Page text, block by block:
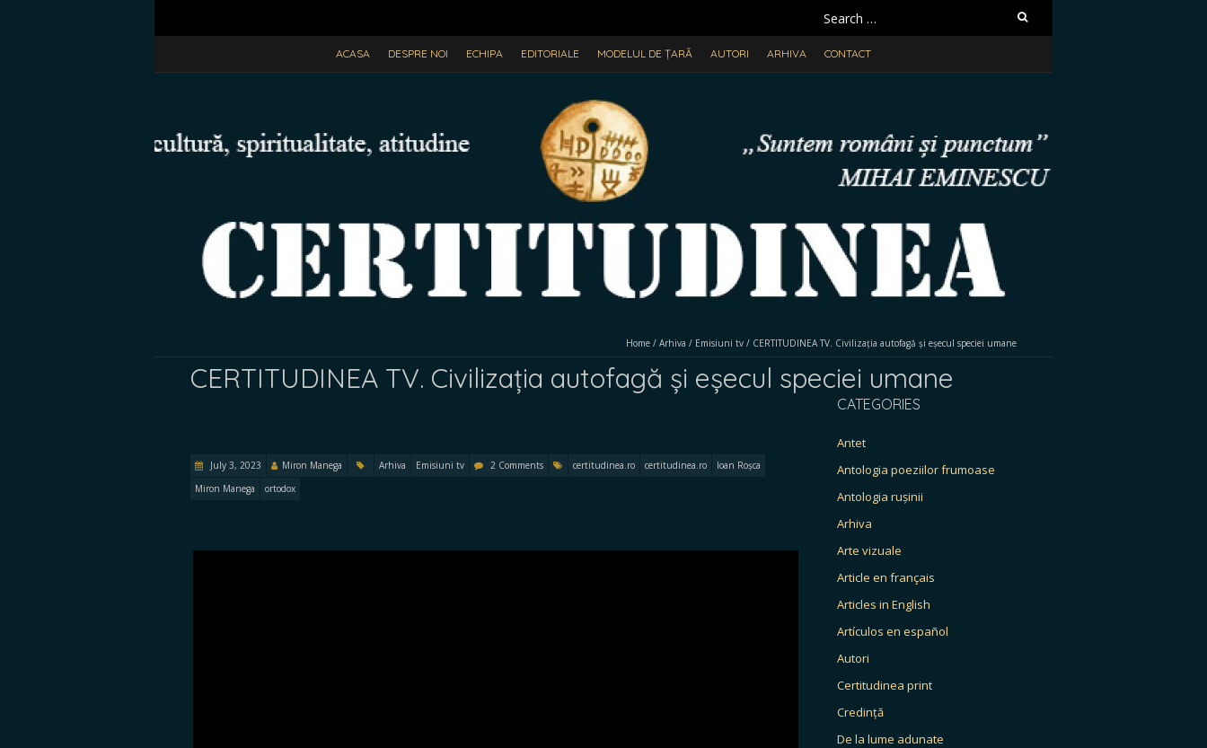
Search
for:
ACASA DESPRE NOI ECHIPA EDITORIALE MODELUL DE ȚARĂ AUTORI ARHIVA CONTACT
Home / Arhiva / Emisiuni tv / CERTITUDINEA TV. Civilizația autofagă și eșecul speciei umane
CERTITUDINEA TV. Civilizația autofagă și eșecul speciei umane
July 3, 2023 Miron Manega Arhiva Emisiuni tv 2 Comments certitudinea.ro certitudinea.ro
Ioan Roșca
Miron Manega
ortodox
CATEGORIES
Antet
Antologia poeziilor frumoase
Antologia rușinii
Arhiva
Arte vizuale
Article en français
Articles in English
Artículos en español
Autori
Certitudinea print
Credință
De la lume adunate